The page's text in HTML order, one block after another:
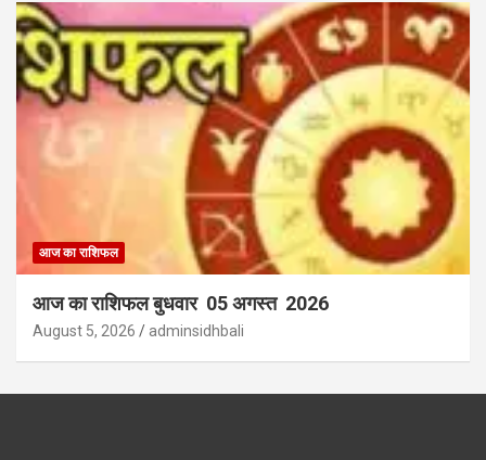
आज का राशिफल
आज का राशिफल बुधवार 05 अगस्त 2026
August 5, 2026 adminsidhbali